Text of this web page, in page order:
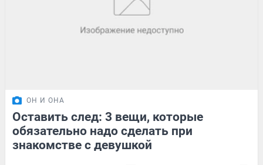
ОН И ОНА
Оставить след: 3 вещи, которые
обязательно надо сделать при
знакомстве с девушкой